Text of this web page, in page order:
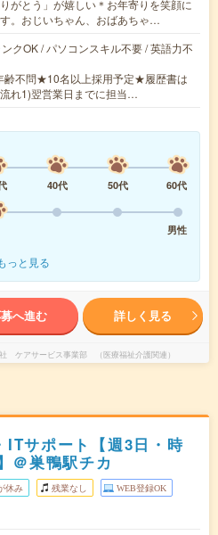
がとう」が嬉しい＊お年寄りを笑顔に
。おじいちゃん、おばあちゃ…
クOK / パソコンスキル不要 / 英語力不
齢不問★10名以上採用予定★履歴書は
れ1)翌営業日までに担当…
40代 50代
60代
男性
っと見る
へ進む 詳しく見る
ケアサービス事業部 （医療福祉介護関連）
ITサポート【週3日・時
＠巣鴨駅チカ
休み 残業なし WEB登録OK